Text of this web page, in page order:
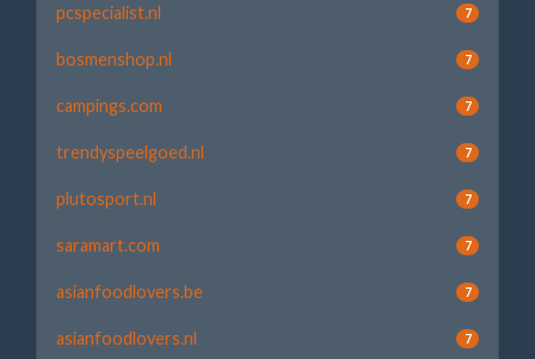
pcspecialist.nl 7
bosmenshop.nl 7
campings.com 7
trendyspeelgoed.nl 7
plutosport.nl 7
saramart.com 7
asianfoodlovers.be 7
asianfoodlovers.nl 7